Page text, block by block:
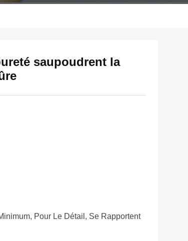
saupoudrent la
Pour Le Détail, Se Rapportent